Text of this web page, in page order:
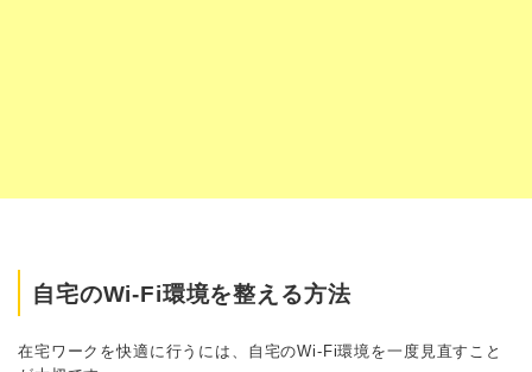
自宅のWi-Fi環境を整える方法
在宅ワークを快適に行うには、自宅のWi-Fi環境を一度見直すこと